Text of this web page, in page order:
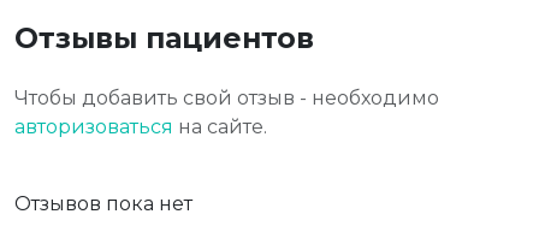
Отзывы пациентов
Чтобы добавить свой отзыв - необходимо
авторизоваться на сайте.
Отзывов пока нет